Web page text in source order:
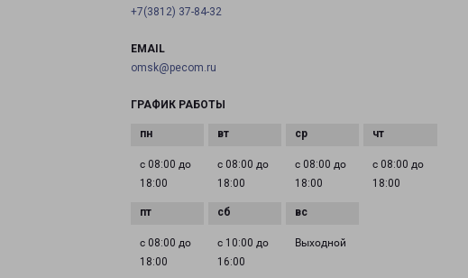
+7(3812) 37-84-32
EMAIL
omsk@pecom.ru
ГРАФИК РАБОТЫ
с 08:00 до
18:00
с 08:00 до
18:00
с 08:00 до
18:00
с 08:00 до
18:00
с 08:00 до
18:00
с 10:00 до
16:00
Выходной